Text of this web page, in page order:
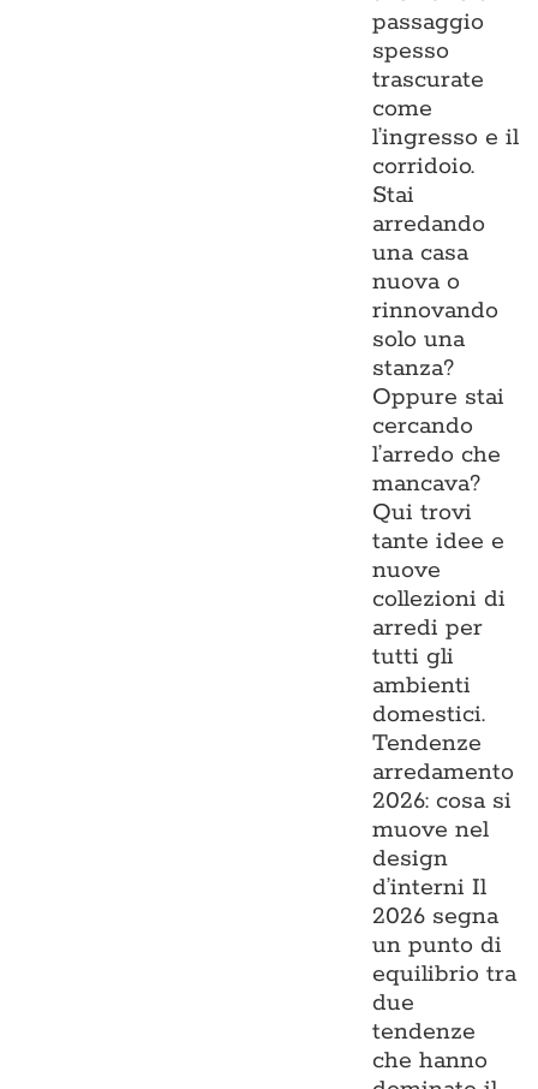
passaggio
spesso
trascurate
come
l’ingresso e il
corridoio.
Stai
arredando
una casa
nuova o
rinnovando
solo una
stanza?
Oppure stai
cercando
l’arredo che
mancava?
Qui trovi
tante idee e
nuove
collezioni di
arredi per
tutti gli
ambienti
domestici.
Tendenze
arredamento
2026: cosa si
muove nel
design
d’interni Il
2026 segna
un punto di
equilibrio tra
due
tendenze
che hanno